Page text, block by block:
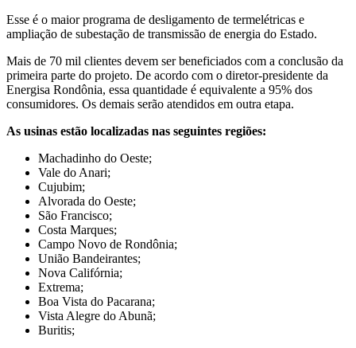
Esse é o maior programa de desligamento de termelétricas e
ampliação de subestação de transmissão de energia do Estado.
Mais de 70 mil clientes devem ser beneficiados com a conclusão da
primeira parte do projeto. De acordo com o diretor-presidente da
Energisa Rondônia, essa quantidade é equivalente a 95% dos
consumidores. Os demais serão atendidos em outra etapa.
As usinas estão localizadas nas seguintes regiões:
Machadinho do Oeste;
Vale do Anari;
Cujubim;
Alvorada do Oeste;
São Francisco;
Costa Marques;
Campo Novo de Rondônia;
União Bandeirantes;
Nova Califórnia;
Extrema;
Boa Vista do Pacarana;
Vista Alegre do Abunã;
Buritis;